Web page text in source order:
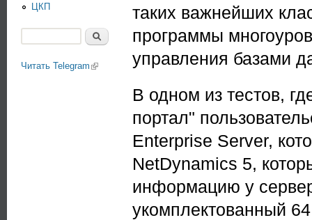
таких важнейших
программы
управления базами
В одном из тестов,
портал"
Enterprise Server,
NetDynamics 5,
информацию у
укомплектованный
ЦКП
Читать Telegram (link is external)